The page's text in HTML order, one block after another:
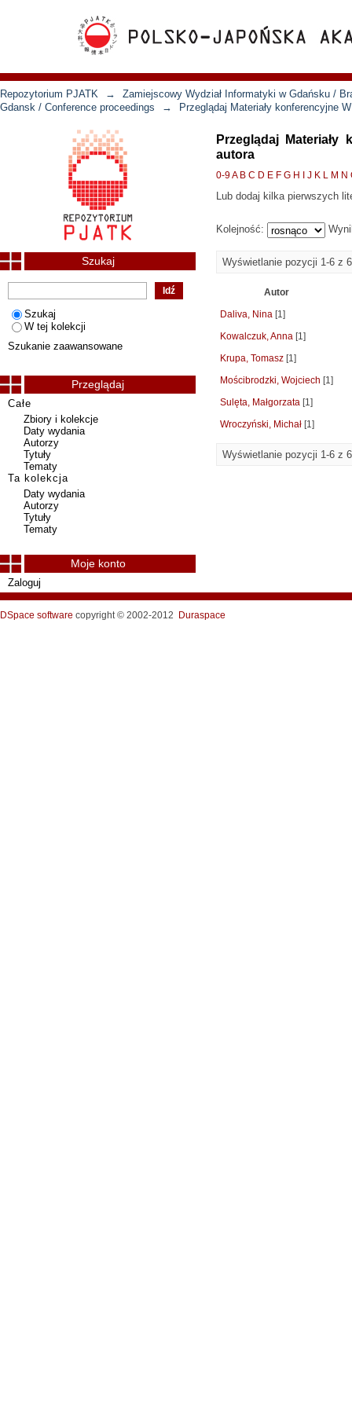
Repozytorium PJATK →
Zamiejscowy Wydział Informatyki w Gdańsku /
Gdansk / Conference proceedings
→ Przeglądaj Materiały konferencyjne
Przeglądaj
autora
0-9A B C D E F G H J K L M N
Lub dodaj kilka pierwszych
Kolejność:
Wyświetlanie pozycji 1-6 z 6
Autor
Daliva, Nina [1]
Kowalczuk, Anna [1]
Krupa, Tomasz [1]
Mościbrodzki, Wojciech [1]
Sulęta, Małgorzata [1]
Wroczyński, Michał [1]
Wyświetlanie pozycji 1-6 z 6
Szukaj
Szukaj
W tej kolekcji
Szukanie zaawansowane
Przeglądaj
Całe
Zbiory i kolekcje
Daty wydania
Autorzy
Tytuły
Tematy
Ta kolekcja
Daty wydania
Autorzy
Tytuły
Tematy
Moje konto
Zaloguj
DSpace software copyright © 2002-2012 Duraspace